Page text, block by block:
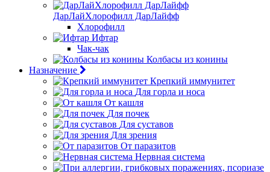
ДарЛайХлорофилл ДарЛайфф
Хлорофилл
Ифтар
Чак-чак
Колбасы из конины
Назначение
Крепкий иммунитет
Для горла и носа
От кашля
Для почек
Для суставов
Для зрения
От паразитов
Нервная система